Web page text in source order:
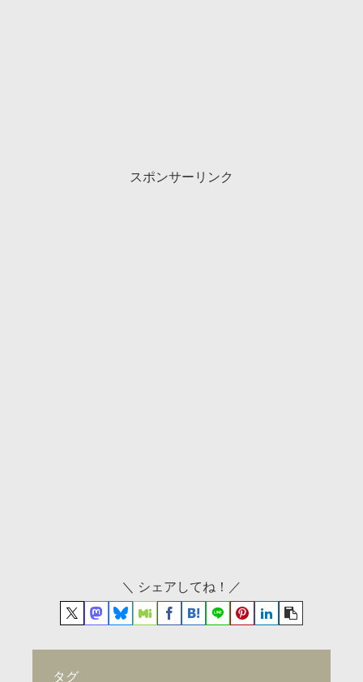
スポンサーリンク
＼ シェアしてね！／
タグ